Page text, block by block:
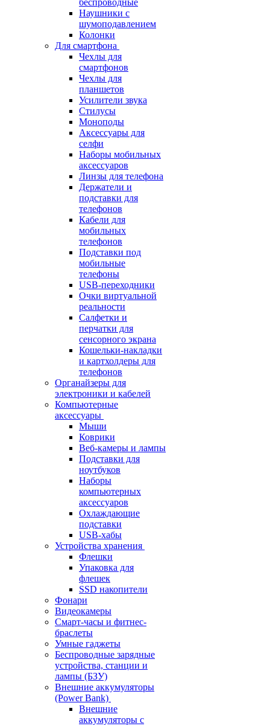
беспроводные
Наушники с
шумоподавлением
Колонки
Для смартфона
Чехлы для
смартфонов
Чехлы для
планшетов
Усилители звука
Стилусы
Моноподы
Аксессуары для
селфи
Наборы мобильных
аксессуаров
Линзы для телефона
Держатели и
подставки для
телефонов
Кабели для
мобильных
телефонов
Подставки под
мобильные
телефоны
USB-переходники
Очки виртуальной
реальности
Салфетки и
перчатки для
сенсорного экрана
Кошельки-накладки
и картхолдеры для
телефонов
Органайзеры для
электроники и кабелей
Компьютерные
аксессуары
Мыши
Коврики
Веб-камеры и лампы
Подставки для
ноутбуков
Наборы
компьютерных
аксессуаров
Охлаждающие
подставки
USB-хабы
Устройства хранения
Флешки
Упаковка для
флешек
SSD накопители
Фонари
Видеокамеры
Смарт-часы и фитнес-
браслеты
Умные гаджеты
Беспроводные зарядные
устройства, станции и
лампы (БЗУ)
Внешние аккумуляторы
(Power Bank)
Внешние
аккумуляторы с